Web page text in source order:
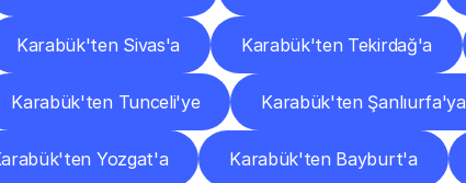
Karabük'ten Sivas'a Karabük'ten Tekirdağ'a
Karabük'ten Tunceli'ye Karabük'ten Şanlıurfa'ya
Yozgat'a Karabük'ten Bayburt'a